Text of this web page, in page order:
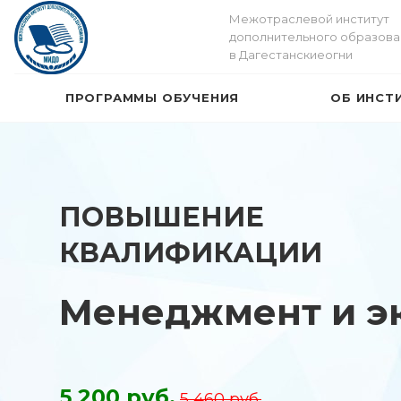
Межотраслевой институт
дополнительного
в Дагестанскиеогни
ПРОГРАММЫ ОБУЧЕНИЯ ОБ
ПОВЫШЕНИЕ
КВАЛИФИКАЦИИ
Менеджмент и